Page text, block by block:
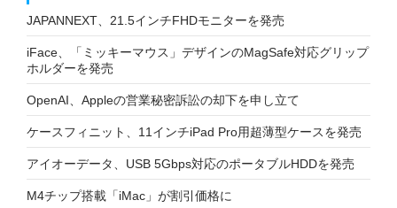
JAPANNEXT、21.5インチFHDモニターを発売
iFace、「ミッキーマウス」デザインのMagSafe対応グリップ
ホルダーを発売
OpenAI、Appleの営業秘密訴訟の却下を申し立て
ケースフィニット、11インチiPad Pro用超薄型ケースを発売
アイオーデータ、USB 5Gbps対応のポータブルHDDを発売
M4チップ搭載「iMac」が割引価格に